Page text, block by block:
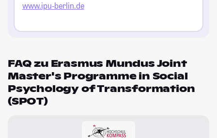
www.ipu-berlin.de
FAQ zu Erasmus Mundus Joint
Master's Programme in Social
Psychology of Transformation
(SPOT)